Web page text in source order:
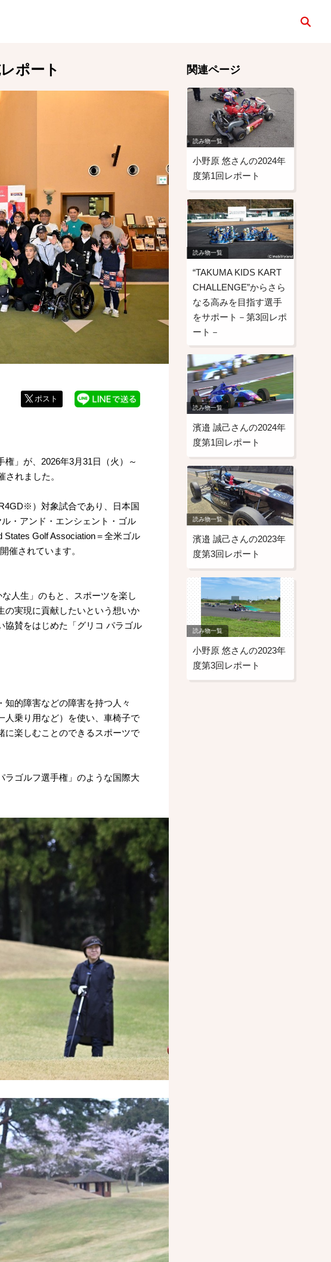
ポート
ポスト
」が、2026年3月31日（火）～
れました。
）対象試合であり、日本国
・アンド・エンシェント・ゴル
Golf Association＝全米ゴル
催されています。
人生」のもと、スポーツを楽し
の実現に貢献したいという想いか
協賛をはじめた「グリコ パラゴル
的障害などの障害を持つ人々
人乗り用など）を使い、車椅子で
に楽しむことのできるスポーツで
ゴルフ選手権」のような国際大
関連ページ
読み物一覧
小野原 悠さんの2024年
度第1回レポート
読み物一覧
“TAKUMA KIDS KART
CHALLENGE”からさら
なる高みを目指す選手
をサポート－第3回レポ
ート－
読み物一覧
濱邉 誠己さんの2024年
度第1回レポート
読み物一覧
濱邉 誠己さんの2023年
度第3回レポート
読み物一覧
小野原 悠さんの2023年
度第3回レポート